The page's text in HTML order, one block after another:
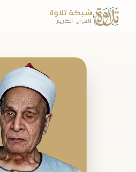
شبكة تلاوة
للقرآن الكريم